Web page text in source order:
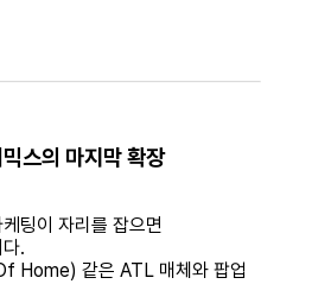
스의 마지막 확장
팅이 자리를 잡으면
.
Home) 같은 ATL 매체와 팝업